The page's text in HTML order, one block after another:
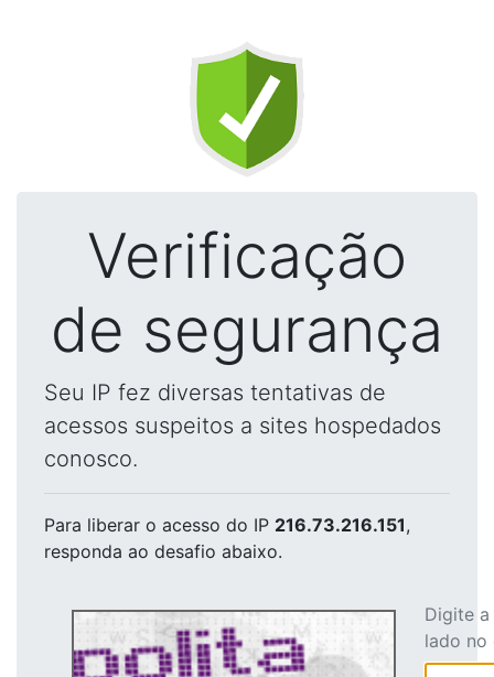
Verificação
de segurança
Seu IP fez diversas tentativas de
acessos suspeitos a sites hospedados
conosco.
Para liberar o acesso do IP 216.73.216.151,
responda ao desafio abaixo.
Digite
lado no